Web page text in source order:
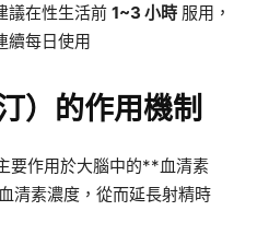
議在性生活前 1~3 小時 服用，
續每日使用
）的作用機制
要作用於大腦中的**血清素
清素濃度，從而延長射精時